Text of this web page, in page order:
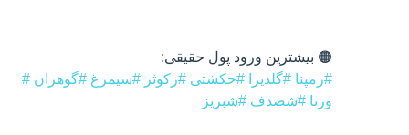
🟠 بیشترین ورود پول حقیقی:
#رمپنا #گلدیرا #حکشتی #زکوثر #سیمرغ #گوهران #
ورنا #شصدف #شبریز